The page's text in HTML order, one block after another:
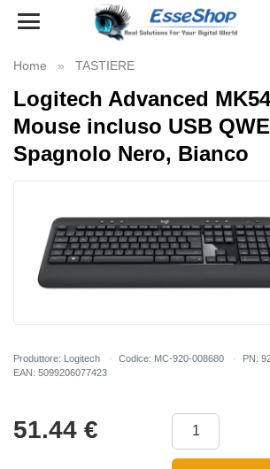
Toggle
Home TASTIERE
Logitech Advanced
Mouse incluso USB
Spagnolo Nero, Bianco
Produttore: Logitech Codice: MC-920-008680
PN:
EAN: 5099206077423
51.44 €